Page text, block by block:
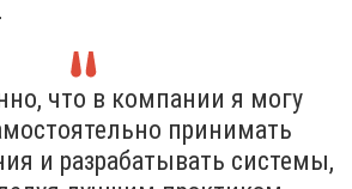
что в компании я могу
принимать
и разрабатывать системы,